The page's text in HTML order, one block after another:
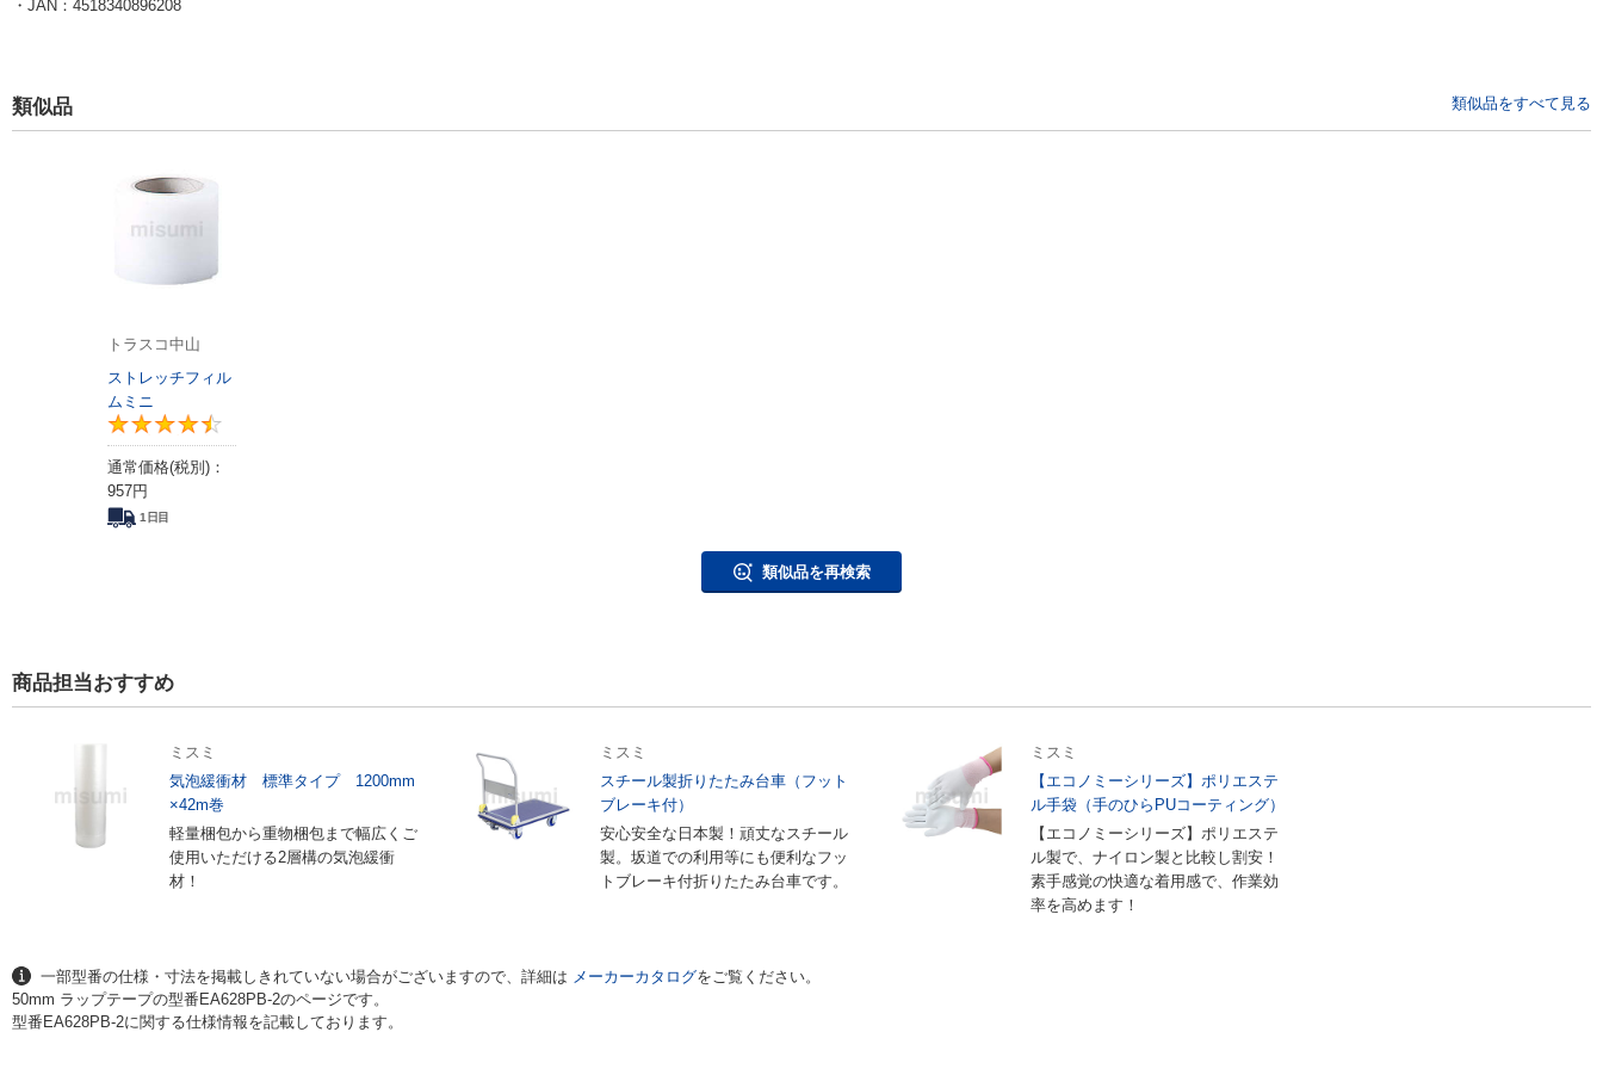
・JAN：4518340896208
類似品 類似品をすべて見る
トラスコ中山
ストレッチフィル
ムミニ
通常価格(税別)：
957円
1日目
類似品を再検索
商品担当おすすめ
ミスミ
気泡緩衝材 標準タイプ 1200mm
×42m巻
軽量梱包から重物梱包まで幅広くご
使用いただける2層構の気泡緩衝
材！
ミスミ
スチール製折りたたみ台車（フット
ブレーキ付）
安心安全な日本製！頑丈なスチール
製。坂道での利用等にも便利なフッ
トブレーキ付折りたたみ台車です。
ミスミ
【エコノミーシリーズ】ポリエステ
ル手袋（手のひらPUコーティング）
【エコノミーシリーズ】ポリエステ
ル製で、ナイロン製と比較し割安！
素手感覚の快適な着用感で、作業効
率を高めます！
一部型番の仕様・寸法を掲載しきれていない場合がございますので、詳細は メーカーカタログをご覧ください。
50mm ラップテープの型番EA628PB-2のページです。
型番EA628PB-2に関する仕様情報を記載しております。